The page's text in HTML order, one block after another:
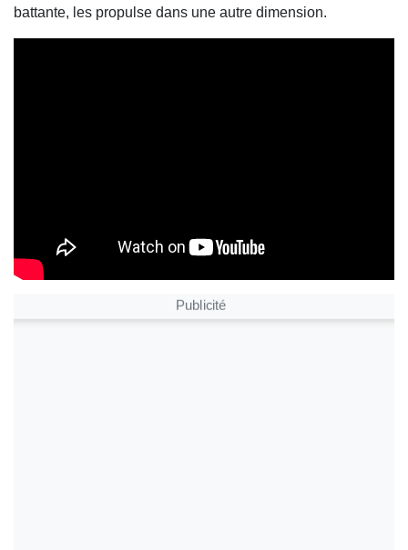
battante, les propulse dans une autre dimension.
Publicité